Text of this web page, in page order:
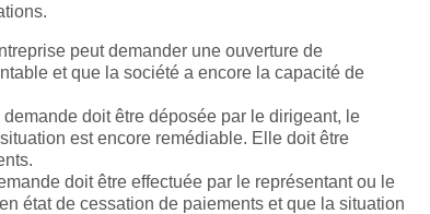
peut demander une ouverture de
et que la société a encore la capacité de
demande doit être déposée par le dirigeant, le
est encore remédiable. Elle doit être
doit être effectuée par le représentant ou le
état de cessation de paiements et que la situation